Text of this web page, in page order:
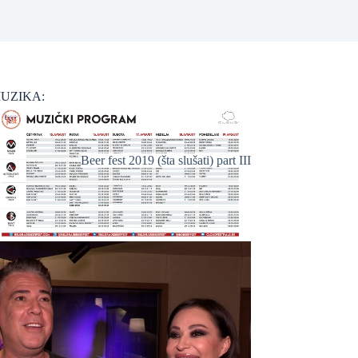
Beer fest 2019 (šta slušati) part III